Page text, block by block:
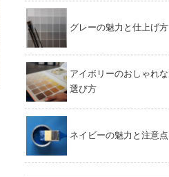
グレーの魅力と仕上げ方
アイボリーのおしゃれな
選び方
ネイビーの魅力と注意点